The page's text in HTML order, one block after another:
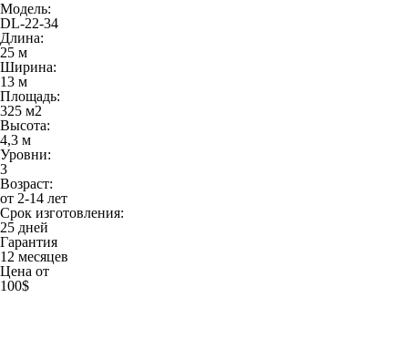
Модель:
DL-22-34
Длина:
25 м
Ширина:
13 м
Площадь:
325 м2
Высота:
4,3 м
Уровни:
3
Возраст:
от 2-14 лет
Срок изготовления:
25 дней
Гарантия
12 месяцев
Цена от
100$